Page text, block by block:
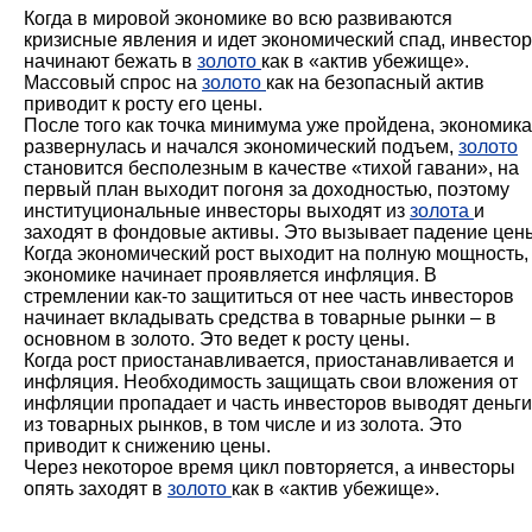
Когда в мировой экономике во всю развиваются
кризисные явления и идет экономический спад,
начинают бежать в золото как в «актив убежище».
Массовый спрос на золото как на безопасный актив
приводит к росту его цены.
После того как точка минимума уже пройдена, экономика
развернулась и начался экономический подъем, золото
становится бесполезным в качестве «тихой гавани», на
первый план выходит погоня за доходностью, поэтому
институциональные инвесторы выходят из золота и
заходят в фондовые активы. Это вызывает падение
Когда экономический рост выходит на полную мощность,
экономике начинает проявляется инфляция. В
стремлении как-то защититься от нее часть инвесторов
начинает вкладывать средства в товарные рынки – в
основном в золото. Это ведет к росту цены.
Когда рост приостанавливается, приостанавливается и
инфляция. Необходимость защищать свои вложения от
инфляции пропадает и часть инвесторов выводят деньги
из товарных рынков, в том числе и из золота. Это
приводит к снижению цены.
Через некоторое время цикл повторяется, а инвесторы
опять заходят в золото как в «актив убежище».